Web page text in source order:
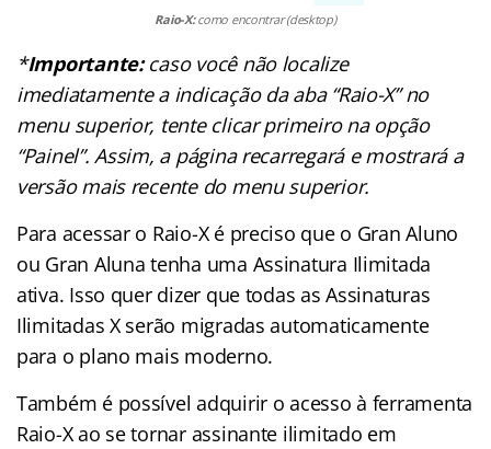
Raio-X:como encontrar (desktop)
*Importante:caso você não localize
imediatamente a indicação da aba “Raio-X” no
menu superior, tente clicar primeiro na opção
“Painel”. Assim, a página recarregará e mostrará a
versão mais recente do menu superior.
Para acessar o Raio-X é preciso que o Gran Aluno
ou Gran Aluna tenha uma Assinatura Ilimitada
ativa. Isso quer dizer que todas as Assinaturas
Ilimitadas X serão migradas automaticamente
para o plano mais moderno.
Também é possível adquirir o acesso à ferramenta
Raio-X ao se tornar assinante ilimitado em